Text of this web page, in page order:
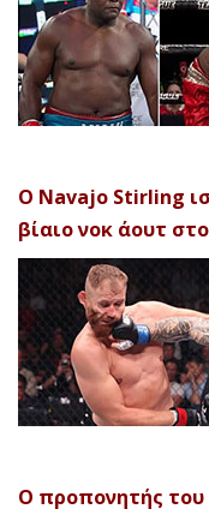
Ο Navajo Stirling
βίαιο νοκ άουτ στο
Ο προπονητής του